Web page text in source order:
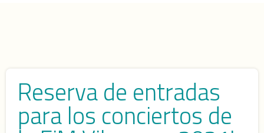
Reserva de entradas
para los conciertos de